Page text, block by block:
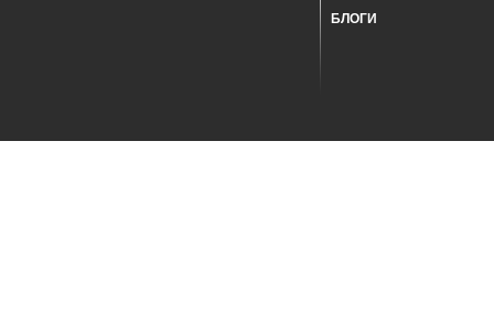
БЛОГИ